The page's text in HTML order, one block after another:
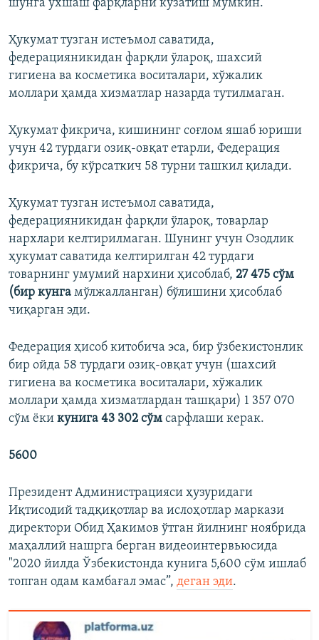
шунга ўхшаш фарқларни кузатиш мумкин.
Ҳукумат тузган истеъмол саватида,
федерацияникидан фарқли ўлароқ, шахсий
гигиена ва косметика воситалари, хўжалик
моллари ҳамда хизматлар назарда тутилмаган.
Ҳукумат фикрича, кишининг соғлом яшаб юриши
учун 42 турдаги озиқ-овқат етарли, Федерация
фикрича, бу кўрсаткич 58 турни ташкил қилади.
Ҳукумат тузган истеъмол саватида,
федерацияникидан фарқли ўлароқ, товарлар
нархлари келтирилмаган. Шунинг учун Озодлик
ҳукумат саватида келтирилган 42 турдаги
товарнинг умумий нархини ҳисоблаб, 27 475 сўм
(бир кунга мўлжалланган) бўлишини ҳисоблаб
чиқарган эди.
Федерация ҳисоб китобича эса, бир ўзбекистонлик
бир ойда 58 турдаги озиқ-овқат учун (шахсий
гигиена ва косметика воситалари, хўжалик
моллари ҳамда хизматлардан ташқари) 1 357 070
сўм ёки кунига 43 302 сўм сарфлаши керак.
5600
Президент Администрацияси ҳузуридаги
Иқтисодий тадқиқотлар ва ислоҳотлар маркази
директори Обид Ҳакимов ўтган йилнинг ноябрида
маҳаллий нашрга берган видеоинтервьюсида
"2020 йилда Ўзбекистонда кунига 5,600 сўм ишлаб
топган одам камбағал эмас”, деган эди.